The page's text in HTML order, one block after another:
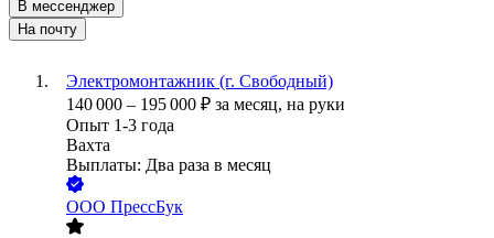
В мессенджер
На почту
Электромонтажник (г. Свободный)
140 000 – 195 000 ₽ за месяц, на руки
Опыт 1-3 года
Вахта
Выплаты: Два раза в месяц
ООО ПрессБук